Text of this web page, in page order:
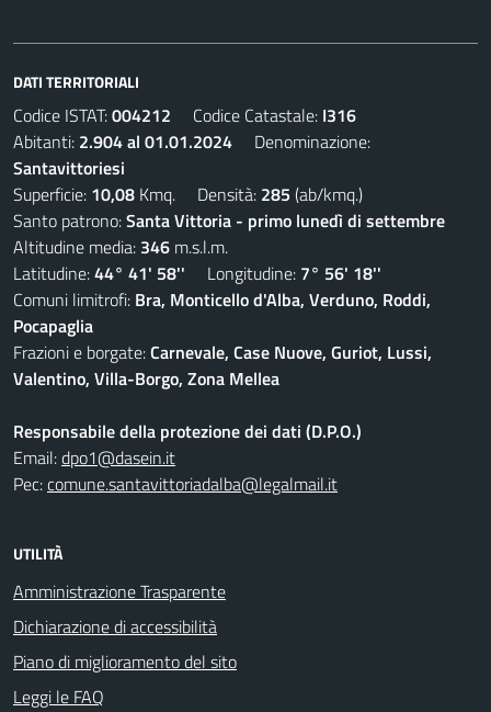
DATI TERRITORIALI
Codice ISTAT:004212 Codice Catastale: I316
Abitanti: 2.904 al 01.01.2024 Denominazione:
Santavittoriesi
Superficie: 10,08 Kmq. Densità: 285 (ab/kmq.)
Santo patrono:Santa Vittoria - primo lunedì di settembre
Altitudine media: 346 m.s.l.m.
Latitudine:44° 41' 58'' Longitudine: 7° 56' 18''
Comuni limitrofi: Bra, Monticello d'Alba, Verduno, Roddi,
Pocapaglia
Frazioni e borgate:Carnevale, Case Nuove, Guriot, Lussi,
Valentino, Villa-Borgo, Zona Mellea
Responsabile della protezione dei dati (D.P.O.)
Email:dpo1@dasein.it
Pec:comune.santavittoriadalba@legalmail.it
UTILITÀ
Amministrazione Trasparente
Dichiarazione di accessibilità
Piano di miglioramento del sito
Leggi le FAQ